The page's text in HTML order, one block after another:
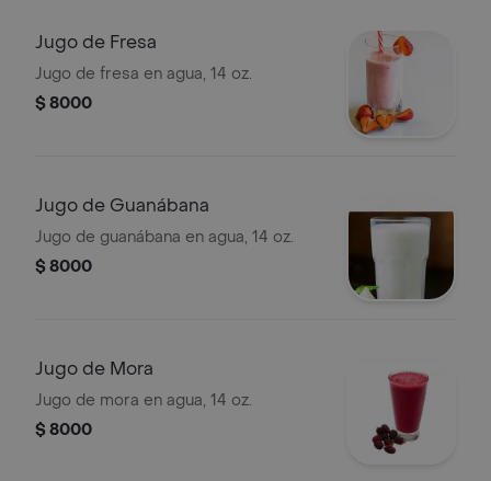
Jugo de Fresa
Jugo de fresa en agua, 14 oz.
$ 8000
Jugo de Guanábana
Jugo de guanábana en agua, 14 oz.
$ 8000
Jugo de Mora
Jugo de mora en agua, 14 oz.
$ 8000